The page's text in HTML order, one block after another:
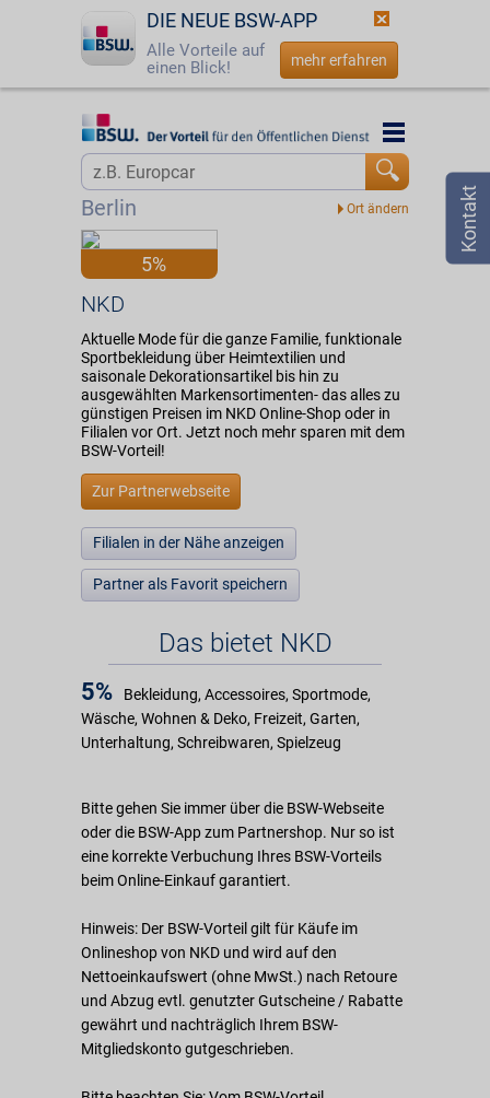
DIE NEUE BSW-APP
Alle Vorteile auf
einen Blick!
mehr erfahren
Startseite
Jetzt BSW-Mitglied werden
Login
Berlin
Startseite
Vorteilswelt
5%
NKD
Aktuelle Mode für die ganze Familie, funktionale
Sportbekleidung über Heimtextilien und
saisonale Dekorationsartikel bis hin zu
ausgewählten Markensortimenten- das alles zu
günstigen Preisen im NKD Online-Shop oder in
Filialen vor Ort. Jetzt noch mehr sparen mit dem
BSW-Vorteil!
Zur Partnerwebseite
Filialen in der Nähe anzeigen
Partner als Favorit speichern
Das bietet NKD
5%
Bekleidung, Accessoires, Sportmode,
Wäsche, Wohnen & Deko, Freizeit, Garten,
Unterhaltung, Schreibwaren, Spielzeug
Bitte gehen Sie immer über die BSW-Webseite
oder die BSW-App zum Partnershop. Nur so ist
eine korrekte Verbuchung Ihres BSW-Vorteils
beim Online-Einkauf garantiert.
Hinweis: Der BSW-Vorteil gilt für Käufe im
Onlineshop von NKD und wird auf den
Nettoeinkaufswert (ohne MwSt.) nach Retoure
und Abzug evtl. genutzter Gutscheine / Rabatte
gewährt und nachträglich Ihrem BSW-
Mitgliedskonto gutgeschrieben.